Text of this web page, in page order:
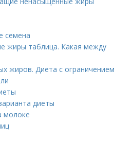
семена
жиры таблица. Какая между
жиров. Диета с ограничением
диеты
молоке